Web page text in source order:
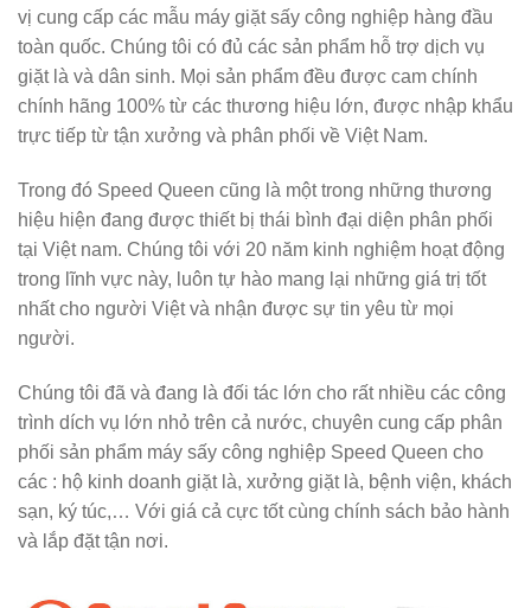
vị cung cấp các mẫu máy giặt sấy công nghiệp hàng đầu
toàn quốc. Chúng tôi có đủ các sản phẩm hỗ trợ dịch vụ
giặt là và dân sinh. Mọi sản phẩm đều được cam chính
chính hãng 100% từ các thương hiệu lớn, được nhập khẩu
trực tiếp từ tận xưởng và phân phối về Việt Nam.
Trong đó Speed Queen cũng là một trong những thương
hiệu hiện đang được thiết bị thái bình đại diện phân phối
tại Việt nam. Chúng tôi với 20 năm kinh nghiệm hoạt động
trong lĩnh vực này, luôn tự hào mang lại những giá trị tốt
nhất cho người Việt và nhận được sự tin yêu từ mọi
người.
Chúng tôi đã và đang là đối tác lớn cho rất nhiều các công
trình dích vụ lớn nhỏ trên cả nước, chuyên cung cấp phân
phối sản phẩm máy sấy công nghiệp Speed Queen cho
các : hộ kinh doanh giặt là, xưởng giặt là, bệnh viện, khách
sạn, ký túc,… Với giá cả cực tốt cùng chính sách bảo hành
và lắp đặt tận nơi.